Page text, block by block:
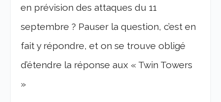
en prévision des attaques du 11
septembre ? Pauser la question, c’est en
fait y répondre, et on se trouve obligé
d’étendre la réponse aux « Twin Towers
»